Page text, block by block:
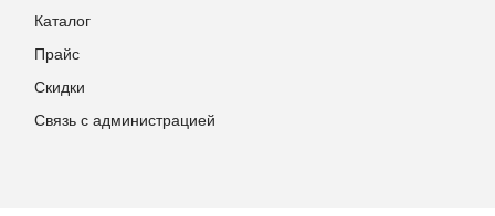
Каталог
Прайс
Скидки
Связь с администрацией